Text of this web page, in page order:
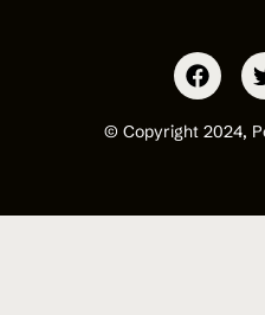
© Copyright 2024,